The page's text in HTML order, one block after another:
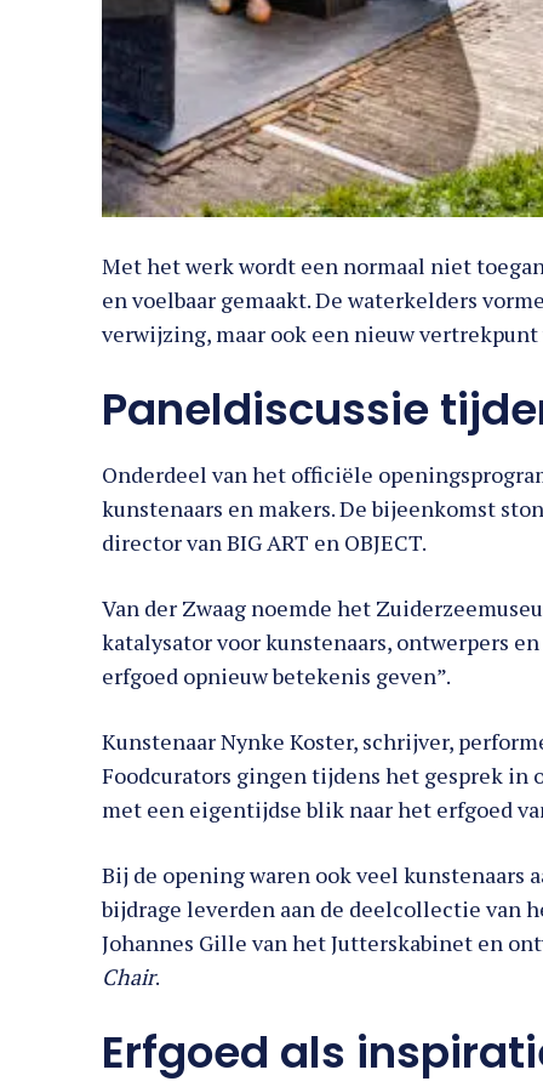
Met het werk wordt een normaal niet
en voelbaar gemaakt. De waterkelders
verwijzing, maar ook een nieuw vertrekpunt
Paneldiscussie
Onderdeel van het officiële
kunstenaars en makers. De bijeenkomst
director van BIG ART en OBJECT.
Van der Zwaag noemde het
katalysator voor kunstenaars, ontwerpers
erfgoed opnieuw betekenis geven”.
Kunstenaar Nynke Koster, schrijver,
Foodcurators gingen tijdens het gesprek
met een eigentijdse blik naar het erfgoed
Bij de opening waren ook veel kunstenaars
bijdrage leverden aan de deelcollectie van
Johannes Gille van het Jutterskabinet en
Chair.
Erfgoed als